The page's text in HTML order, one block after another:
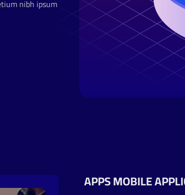
nibh ipsum
APPS MOBILE